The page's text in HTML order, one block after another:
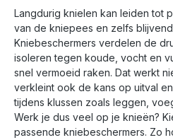
polyesterbanden·
Lengte: 215mm·
Breedte: 145mm·
Gewicht: 65g
Langdurig knielen kan leiden tot
van de kniepees en zelfs
Kniebeschermers verdelen de
isoleren tegen koude, vocht en
snel vermoeid raken. Dat werkt
verkleint ook de kans op uitval
tijdens klussen zoals leggen,
Werk je dus veel op je knieën?
passende kniebeschermers. Zo